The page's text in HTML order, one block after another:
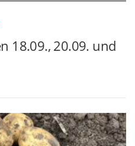
18.09., 20.09. und